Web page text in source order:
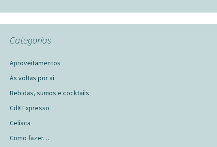
Categorias
Aproveitamentos
Às voltas por ai
Bebidas, sumos e cocktails
CdX Expresso
Celíaca
Como fazer…